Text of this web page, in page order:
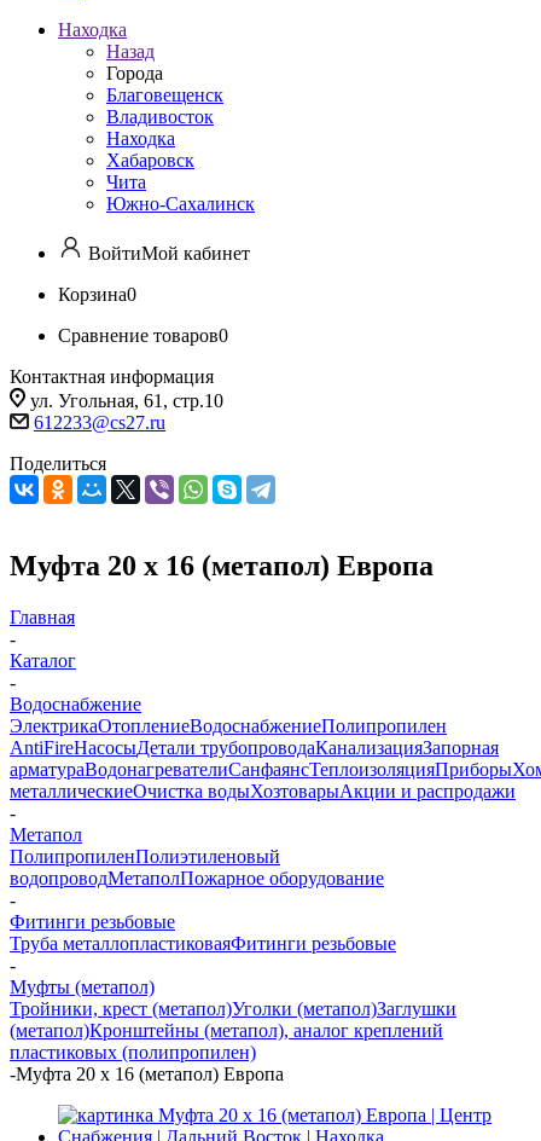
Находка
Назад
Города
Благовещенск
Владивосток
Находка
Хабаровск
Чита
Южно-Сахалинск
ВойтиМой кабинет
Корзина0
Сравнение товаров0
Контактная информация
ул. Угольная, 61, стр.10
612233@cs27.ru
Поделиться
Муфта 20 х 16 (метапол) Европа
Главная
-
Каталог
-
Водоснабжение
ЭлектрикаОтоплениеВодоснабжениеПолипропилен
AntiFireНасосыДетали трубопроводаКанализацияЗапорная
арматураВодонагревателиСанфаянсТеплоизоляцияПриборы
металлическиеОчистка водыХозтоварыАкции и распродажи
-
Метапол
ПолипропиленПолиэтиленовый
водопроводМетаполПожарное оборудование
-
Фитинги резьбовые
Труба металлопластиковаяФитинги резьбовые
-
Муфты (метапол)
Тройники, крест (метапол)Уголки (метапол)Заглушки
(метапол)Кронштейны (метапол), аналог креплений
пластиковых (полипропилен)
-Муфта 20 х 16 (метапол) Европа